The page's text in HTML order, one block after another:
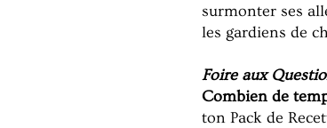
surmonter ses
les gardiens de
Foire aux
Combien de
ton Pack de